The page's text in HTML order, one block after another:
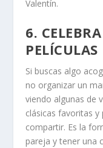
Valentín.
6.
PELÍCULAS
Si buscas algo
no organizar un
viendo algunas de
clásicas favoritas
compartir. Es la
pareja y tener una